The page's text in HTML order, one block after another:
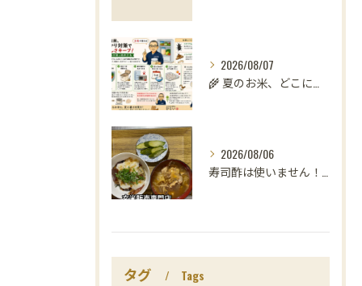
2026/08/07
2026/08/06
タグ Tags